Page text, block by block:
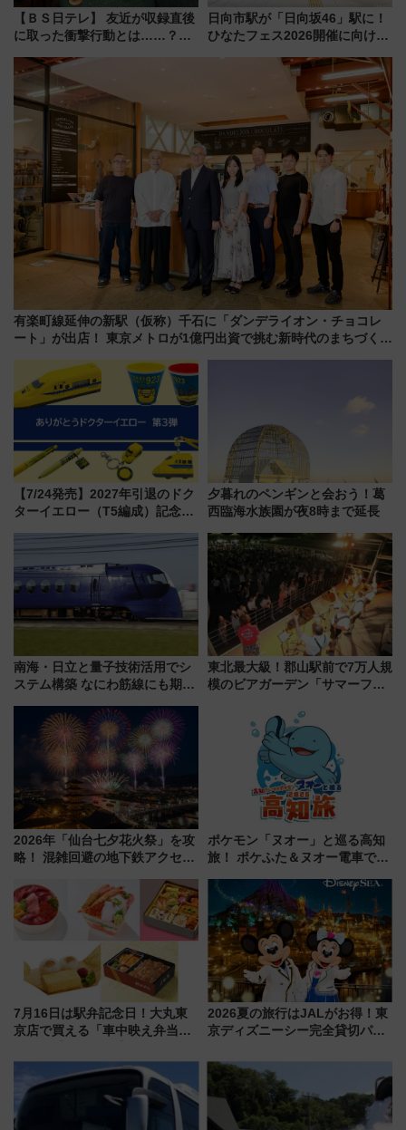
【ＢＳ日テレ】 友近が収録直後
に取った衝撃行動とは……？
で極上の夏祭り鉄道旅を放送
日向市駅が「日向坂46」駅に！
ひなたフェス2026開催に向けJR
全力応援 夜行列車「ドリーム
おひさま号」も走る
有楽町線延伸の新駅（仮称）千石に「ダンデライオン・チョコレ
ート」が出店！ 東京メトロが1億円出資で挑む新時代のまちづくり
【7/24発売】2027年引退のドク
ターイエロー（T5編成）記念グ
送の目覚まし時計など通販・販
売店舗まとめ
夕暮れのペンギンと会おう！葛
西臨海水族園が夜8時まで延長
南海・日立と量子技術活用でシ
ステム構築 なにわ筋線にも期待
東北最大級！郡山駅前で7万人規
模のビアガーデン「サマーフェ
7/24-26開催！ 有料席はJRE
MALLで予約可能
2026年「仙台七夕花火祭」を攻
略！ 混雑回避の地下鉄アクセス
火前に楽しむ仙台観光ルートま
で解説！
ポケモン「ヌオー」と巡る高知
旅！ ポケふた＆ヌオー電車で楽
路の絶景と絶品グルメを満喫！
（7月18日スタート）
7月16日は駅弁記念日！大丸東
京店で買える「車中映え弁当」
2026夏の旅行はJALがお得！東
京ディズニーシー完全貸切パー
ーン始まる 条件は「夏の国内
線に2回搭乗」